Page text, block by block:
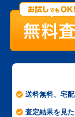
送料無料、宅
査定結果を見